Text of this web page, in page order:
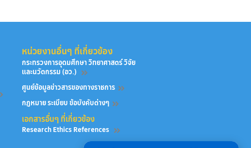
หน่วยงานอื่นๆ ที่เกี่ยวข้อง
กระทรวงการอุดมศึกษา วิทยาศาสตร์ วิจัย
และนวัตกรรม (อว.)
ศูนย์ข้อมูลข่าวสารของทางราชการ
กฎหมาย ระเบียบ ข้อบังคับต่างๆ
เอกสารอื่นๆ ที่เกี่ยวข้อง
Research Ethics References